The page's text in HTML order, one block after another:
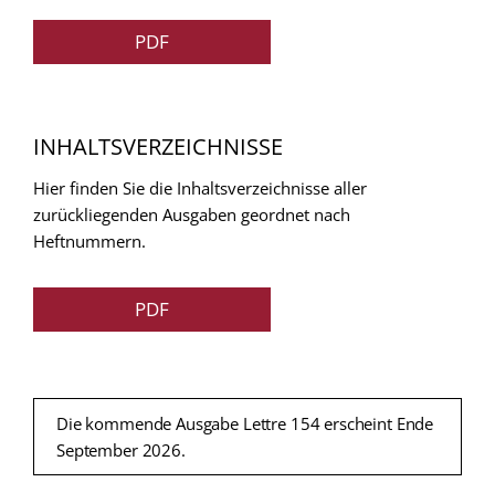
PDF
INHALTSVERZEICHNISSE
Hier finden Sie die Inhaltsverzeichnisse aller
zurückliegenden Ausgaben geordnet nach
Heftnummern.
PDF
Die kommende Ausgabe Lettre 154 erscheint Ende
September 2026.